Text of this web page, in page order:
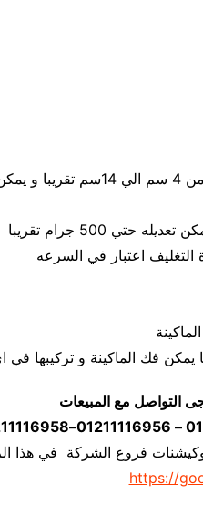
حجم الكيس طول الكيس من 5 سم الي 20 سم
التواصل مع المبيعات
فروع الشركة في هذا
https://